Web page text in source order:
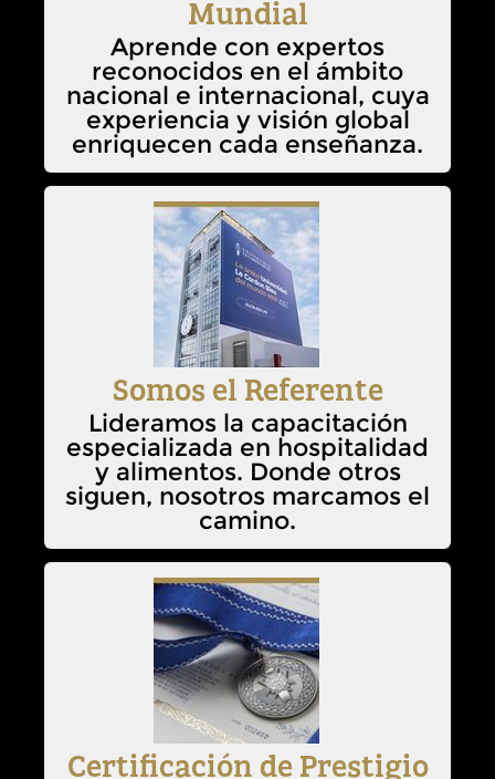
Mundial
Aprende con expertos
reconocidos en el ámbito
nacional e internacional, cuya
experiencia y visión global
enriquecen cada enseñanza.
Somos el Referente
Lideramos la capacitación
especializada en hospitalidad
y alimentos. Donde otros
siguen, nosotros marcamos el
camino.
Certificación de Prestigio